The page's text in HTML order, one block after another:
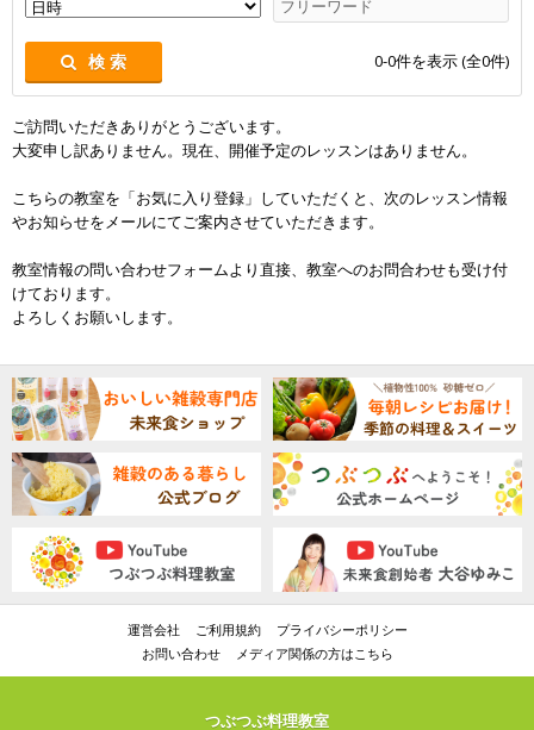
検 索 0-0件を表示 (全0件)
ご訪問いただきありがとうございます。
大変申し訳ありません。現在、開催予定のレッスンはありません。
こちらの教室を「お気に入り登録」していただくと、次のレッスン情報
やお知らせをメールにてご案内させていただきます。
教室情報の問い合わせフォームより直接、教室へのお問合わせも受け付
けております。
よろしくお願いします。
運営会社 ご利用規約
プライバシーポリシー
お問い合わせ
メディア関係の方はこちら
つぶつぶ料理教室